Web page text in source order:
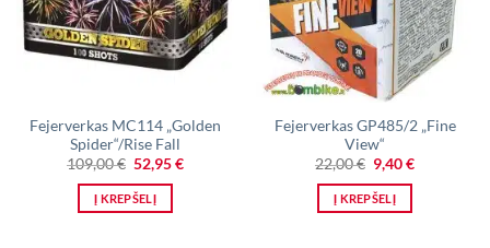
Fejerverkas MC114 „Golden
Spider“/Rise Fall
109,00€ Original
price
was:
109,00 €.
52,95€Current
Į KREPŠELĮ
Fejerverkas GP485/2 „Fine
View“
22,00€ Original
price
was:
22,00 €.
9,40€Current
Į KREPŠELĮ